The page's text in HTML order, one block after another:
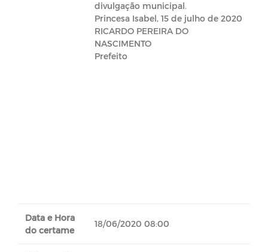
divulgação municipal.
Princesa Isabel, 15 de julho de 2020
RICARDO PEREIRA DO
NASCIMENTO
Prefeito
Data e Hora
do certame
18/06/2020 08:00